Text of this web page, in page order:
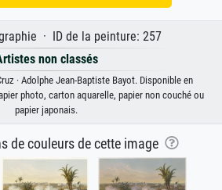
· ID de la peinture: 257
non classés
· Adolphe Jean-Baptiste Bayot. Disponible en
photo, carton aquarelle, papier non couché ou
papier japonais.
de couleurs de cette image